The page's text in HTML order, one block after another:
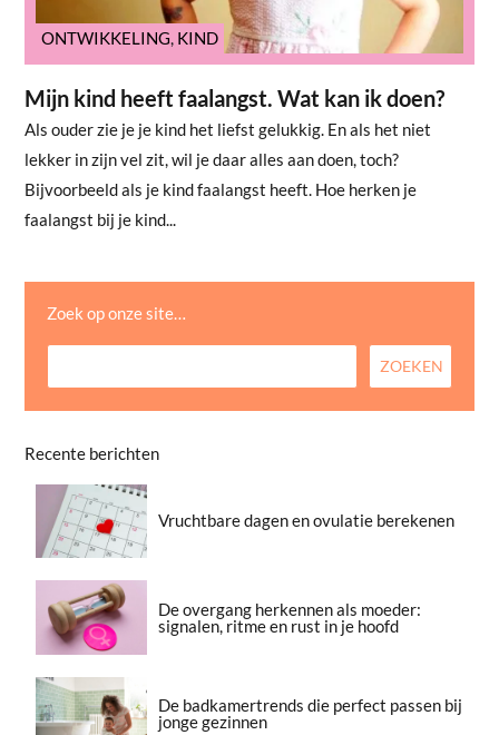
ONTWIKKELING, KIND
Mijn kind heeft faalangst. Wat kan ik doen?
Als ouder zie je je kind het liefst gelukkig. En als het niet
lekker in zijn vel zit, wil je daar alles aan doen, toch?
Bijvoorbeeld als je kind faalangst heeft. Hoe herken je
faalangst bij je kind...
Zoek op onze site…
Recente berichten
Vruchtbare dagen en ovulatie berekenen
De overgang herkennen als moeder:
signalen, ritme en rust in je hoofd
De badkamertrends die perfect passen bij
jonge gezinnen